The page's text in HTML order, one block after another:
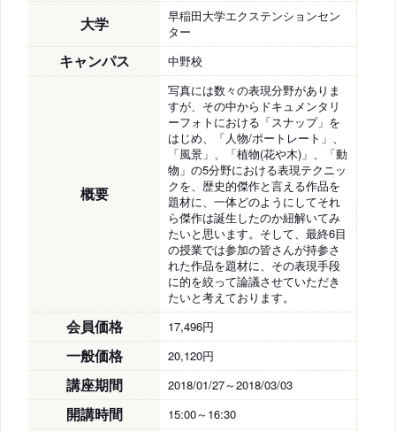
大学
早稲田大学エクステンションセン
ター
キャンパス 中野校
概要
写真には数々の表現分野がありま
すが、その中からドキュメンタリ
ーフォトにおける「スナップ」を
はじめ、「人物/ポートレート」、
「風景」、「植物(花や木)」、「動
物」の5分野における表現テクニッ
クを、歴史的傑作と言える作品を
題材に、一体どのようにしてそれ
ら傑作は誕生したのか紐解いてみ
たいと思います。そして、最終6目
の授業では参加の皆さんが持参さ
れた作品を題材に、その表現手段
に的を絞って論議させていただき
たいと考えております。
会員価格 17,496円
一般価格 20,120円
講座期間 2018/01/27～2018/03/03
開講時間 15:00～16:30